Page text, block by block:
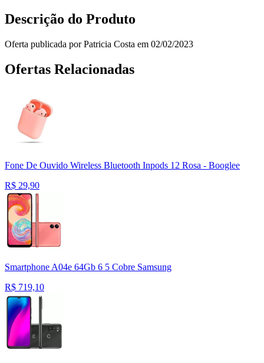
Descrição do Produto
Oferta publicada por Patricia Costa em 02/02/2023
Ofertas Relacionadas
Fone De Ouvido Wireless Bluetooth Inpods 12 Rosa - Booglee
R$ 29,90
Smartphone A04e 64Gb 6 5 Cobre Samsung
R$ 719,10